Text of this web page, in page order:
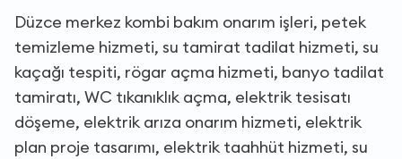
Düzce merkez kombi bakım onarım işleri, petek
temizleme hizmeti, su tamirat tadilat hizmeti, su
kaçağı tespiti, rögar açma hizmeti, banyo tadilat
tamiratı, WC tıkanıklık açma, elektrik tesisatı
döşeme, elektrik arıza onarım hizmeti, elektrik
plan proje tasarımı, elektrik taahhüt hizmeti, su